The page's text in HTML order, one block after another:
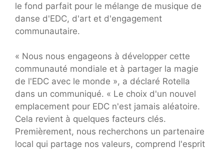
le fond parfait pour le mélange de musique de
danse d'EDC, d'art et d'engagement
communautaire.
« Nous nous engageons à développer cette
communauté mondiale et à partager la magie
de l'EDC avec le monde », a déclaré Rotella
dans un communiqué. « Le choix d'un nouvel
emplacement pour EDC n'est jamais aléatoire.
Cela revient à quelques facteurs clés.
Premièrement, nous recherchons un partenaire
local qui partage nos valeurs, comprend l'esprit